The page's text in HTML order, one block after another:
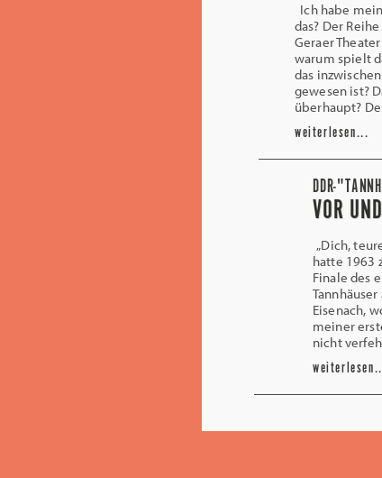
Ich habe
das? Der
Geraer
warum spielt
das
gewesen ist?
überhaupt?
weiterlesen...
DDR-
VOR
„Dich,
hatte 1963
Finale des
Eisenach,
meiner
nicht